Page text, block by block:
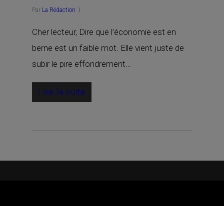
Par La Rédaction
Cher lecteur, Dire que l’économie est en
berne est un faible mot. Elle vient juste de
subir le pire effondrement…
Lire la suite